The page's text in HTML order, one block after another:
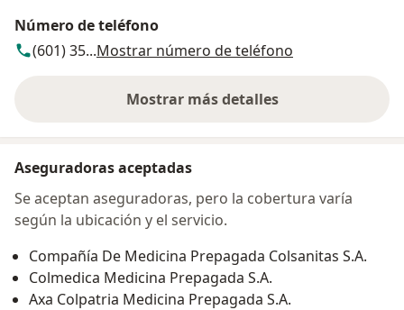
Número de teléfono
(601) 35...Mostrar número de teléfono
Mostrar más detalles
sobre la dirección
Aseguradoras aceptadas
Se aceptan aseguradoras, pero la cobertura varía
según la ubicación y el servicio.
Compañía De Medicina Prepagada Colsanitas S.A.
Colmedica Medicina Prepagada S.A.
Axa Colpatria Medicina Prepagada S.A.